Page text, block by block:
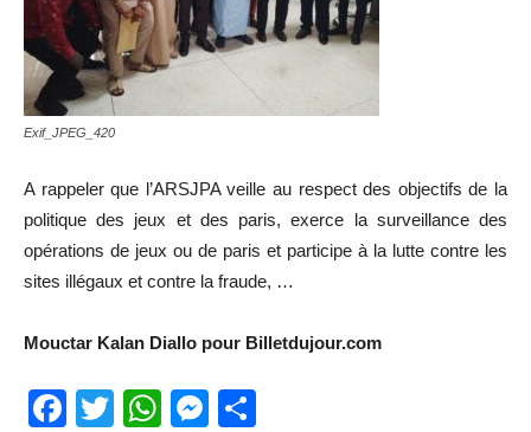
Exif_JPEG_420
A rappeler que l’ARSJPA veille au respect des objectifs de la
politique des jeux et des paris, exerce la surveillance des
opérations de jeux ou de paris et participe à la lutte contre les
sites illégaux et contre la fraude, …
Mouctar Kalan Diallo pour Billetdujour.com
Facebook
TwitterWhatsApp
Messenger